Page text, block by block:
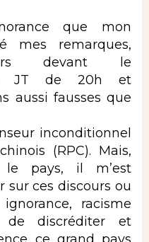
que mon
mes remarques,
devant le
JT de 20h et
aussi fausses que
inconditionnel
(RPC). Mais,
le pays, il m’est
sur ces discours ou
racisme
de discréditer et